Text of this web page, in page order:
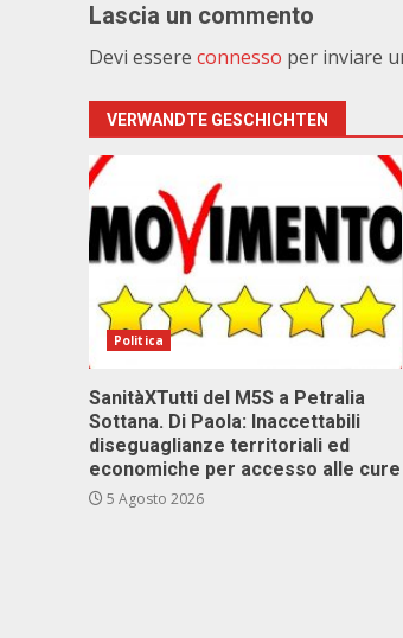
Lascia un commento
Devi essere connesso per inviare
VERWANDTE GESCHICHTEN
Politica
SanitàXTutti del M5S a Petralia
Sottana. Di Paola: Inaccettabili
diseguaglianze territoriali ed
economiche per accesso alle cure
5 Agosto 2026